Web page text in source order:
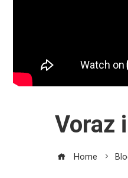
Voraz
Home